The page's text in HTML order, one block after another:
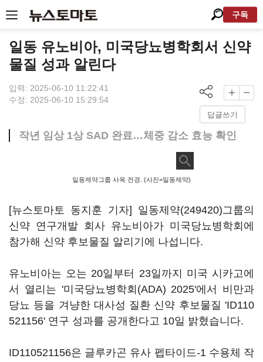
구독
일동 유노비아, 미국당뇨병학회서 신약
물질 성과 알린다
입력: 2025-06-10 11:22:41
수정: 2025-06-10 15:29:54
답글쓰기
작년 임상 1상 SAD 완료…체중 감소 효능 확인
일동제약그룹 사옥 전경. (사진=일동제약)
[뉴스토마토 동지훈 기자] 일동제약(249420)그룹의
신약 연구개발 회사 유노비아가 미국당뇨병학회에
참가해 신약 후보물질 알리기에 나섭니다.
유노비아는 오는 20일부터 23일까지 미국 시카고에
서 열리는 '미국당뇨병학회(ADA) 2025'에서 비만과
당뇨 등을 겨냥한 대사성 질환 신약 후보물질 'ID110
521156' 연구 성과를 공개한다고 10일 밝혔습니다.
ID110521156은 글루카곤 유사 펩타이드-1 수용체 작